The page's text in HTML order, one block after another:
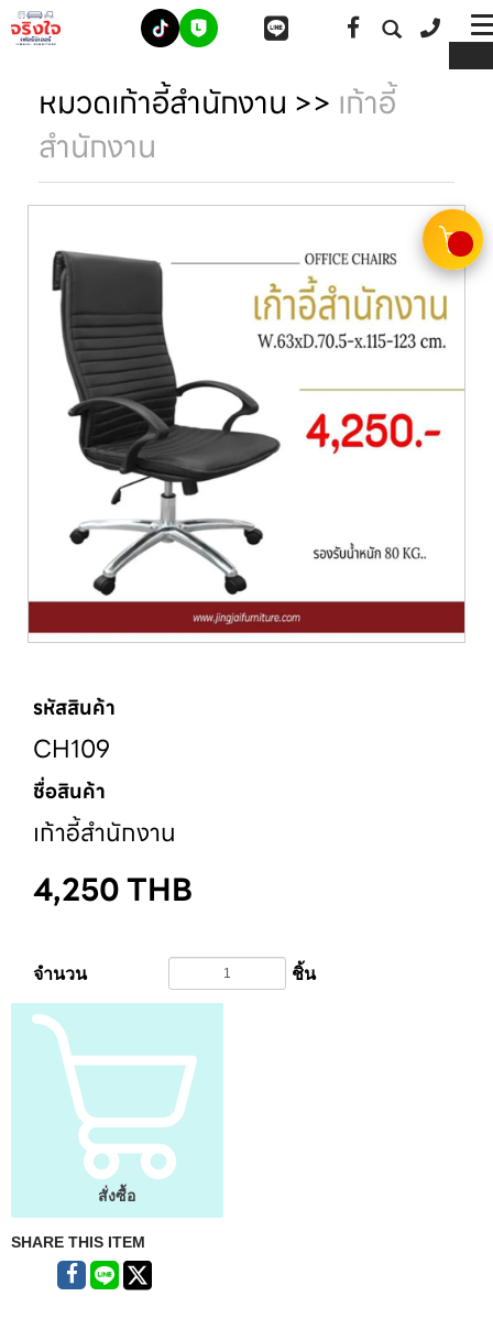
หมวดเก้าอี้สำนักงาน >> เก้าอี้
สำนักงาน
รหัสสินค้า
CH109
ชื่อสินค้า
เก้าอี้สำนักงาน
4,250THB
จำนวน ชิ้น
สั่งซื้อ
SHARE THIS ITEM